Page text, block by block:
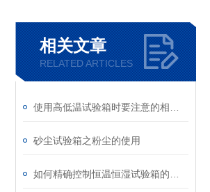
相关文章
RELATED ARTICLES
砂尘试验箱之粉尘的使用